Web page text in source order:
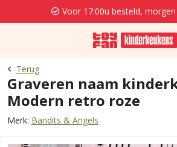
Voor 17:00u besteld, morgen
Terug
Graveren naam
Modern retro roze
Merk: Bandits & Angels